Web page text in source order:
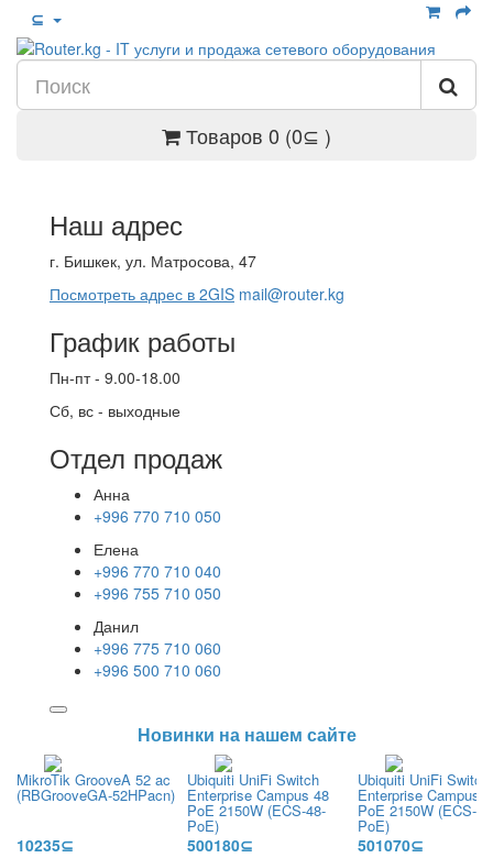
⊆
Товаров 0 (0⊆ )
Наш адрес
г. Бишкек, ул. Матросова, 47
Посмотреть адрес в 2GIS mail@router.kg
График работы
Пн-пт - 9.00-18.00
Сб, вс - выходные
Отдел продаж
Анна
+996 770 710 050
Елена
+996 770 710 040
+996 755 710 050
Данил
+996 775 710 060
+996 500 710 060
Новинки на нашем сайте
MikroTik GrooveA 52 ac
(RBGrooveGA-52HPacn)
10235⊆
Ubiquiti UniFi Switch
Enterprise Campus 48
PoE 2150W (ECS-48-
PoE)
500180⊆
Ubiquiti UniFi Switch
Enterprise Campus
PoE 2150W (ECS-
PoE)
501070⊆